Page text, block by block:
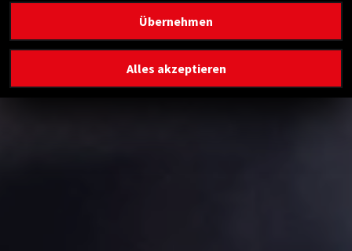
Übernehmen
Alles akzeptieren